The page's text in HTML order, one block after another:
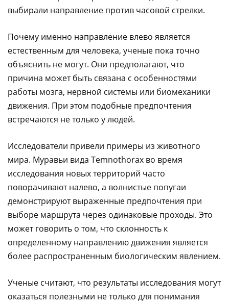
выбирали направление против часовой стрелки.
Почему именно направление влево является
естественным для человека, ученые пока точно
объяснить не могут. Они предполагают, что
причина может быть связана с особенностями
работы мозга, нервной системы или биомеханики
движения. При этом подобные предпочтения
встречаются не только у людей.
Исследователи привели примеры из животного
мира. Муравьи вида Temnothorax во время
исследования новых территорий часто
поворачивают налево, а волнистые попугаи
демонстрируют выраженные предпочтения при
выборе маршрута через одинаковые проходы. Это
может говорить о том, что склонность к
определенному направлению движения является
более распространенным биологическим явлением.
Ученые считают, что результаты исследования могут
оказаться полезными не только для понимания